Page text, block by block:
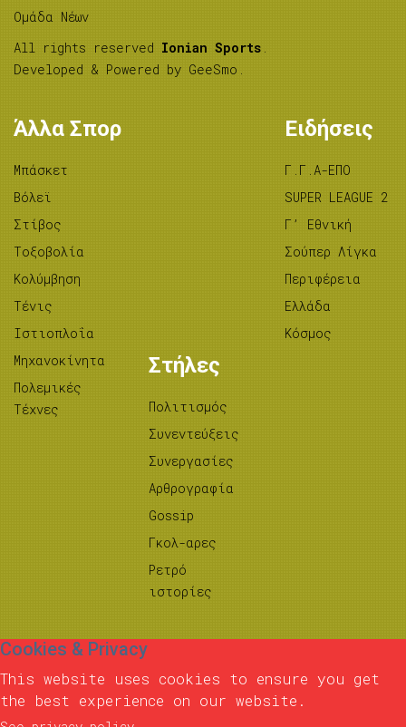
Ομάδα Νέων
All rights reserved Ionian Sports .
Developed & Powered by GeeSmo .
Άλλα Σπορ
Μπάσκετ
Βόλεϊ
Στίβος
Tοξοβολία
Κολύμβηση
Τένις
Ιστιοπλοΐα
Μηχανοκίνητα
Πολεμικές
Τέχνες
Ειδήσεις
Γ.Γ.Α-ΕΠΟ
SUPER LEAGUE 2
Γ’ Εθνική
Σούπερ Λίγκα
Περιφέρεια
Ελλάδα
Κόσμος
Στήλες
Πολιτισμός
Συνεντεύξεις
Συνεργασίες
Αρθρογραφία
Gossip
Γκολ-αρες
Ρετρό
ιστορίες
Cookies & Privacy
This website uses cookies to ensure you get
the best experience on our website.